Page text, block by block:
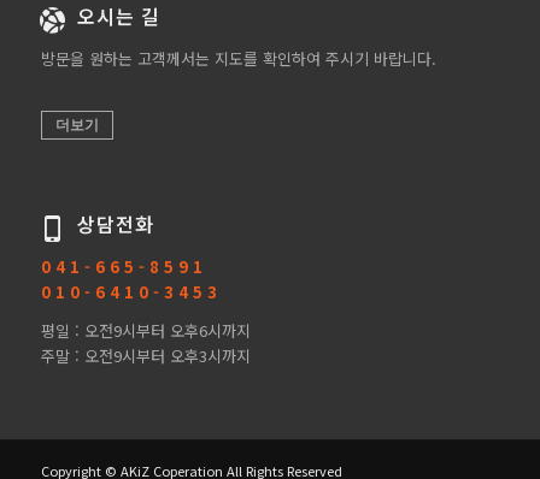
오시는 길
방문을 원하는 고객께서는 지도를 확인하여 주시기 바랍니다.
더보기
상담전화
0 4 1 - 6 6 5 - 8 5 9 1
0 1 0 - 6 4 1 0 - 3 4 5 3
평일 : 오전9시부터 오후6시까지
주말 : 오전9시부터 오후3시까지
Copyright © AKiZ Coperation All Rights Reserved